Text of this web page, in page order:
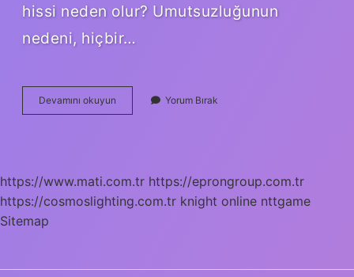
hissi neden olur? Umutsuzluğunun
nedeni, hiçbir…
Devamını okuyun Karamsarlık
Duygusu
Yorum Bırak
https://www.mati.com.tr https://eprongroup.com.tr
https://cosmoslighting.com.tr knight online nttgame
Sitemap